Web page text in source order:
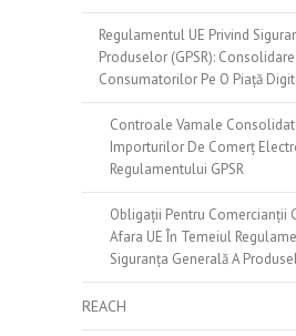
Regulamentul UE Privind
Produselor (GPSR):
Consumatorilor Pe O Piață
Controale Vamale
Importurilor De Comerț
Regulamentului GPSR
Obligații Pentru Comercianții
Afara UE În Temeiul
Siguranța Generală A
REACH